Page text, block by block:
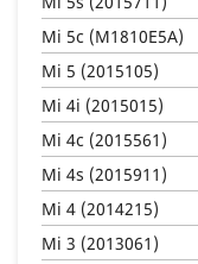
Mi 5c (M1810E5A)
Mi 5 (2015105)
Mi 4i (2015015)
Mi 4c (2015561)
Mi 4s (2015911)
Mi 4 (2014215)
Mi 3 (2013061)